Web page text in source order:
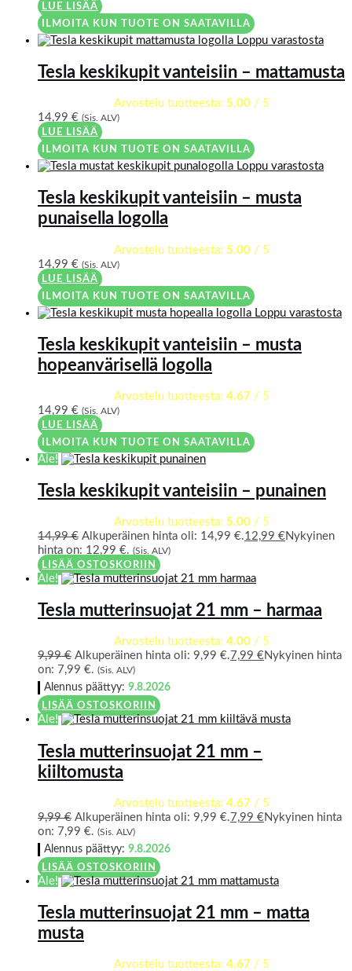
LUE LISÄÄ
ILMOITA KUN TUOTE ON SAATAVILLA
Loppu varastosta
Tesla keskikupit vanteisiin – mattamusta
Arvostelu tuotteesta: 5.00 / 5
14,99 € (Sis. ALV)
LUE LISÄÄ
ILMOITA KUN TUOTE ON SAATAVILLA
Loppu varastosta
Tesla keskikupit vanteisiin – musta
punaisella logolla
Arvostelu tuotteesta: 5.00 / 5
14,99 € (Sis. ALV)
LUE LISÄÄ
ILMOITA KUN TUOTE ON SAATAVILLA
Loppu varastosta
Tesla keskikupit vanteisiin – musta
hopeanvärisellä logolla
Arvostelu tuotteesta: 4.67 / 5
14,99 € (Sis. ALV)
LUE LISÄÄ
ILMOITA KUN TUOTE ON SAATAVILLA
Ale!
Tesla keskikupit vanteisiin – punainen
Arvostelu tuotteesta: 5.00 / 5
14,99€ Alkuperäinen hinta oli: 14,99 €.12,99 €Nykyinen
hinta on: 12,99 €. (Sis. ALV)
LISÄÄ OSTOSKORIIN
Ale!
Tesla mutterinsuojat 21 mm – harmaa
Arvostelu tuotteesta: 4.00 / 5
9,99€ Alkuperäinen hinta oli: 9,99 €. 7,99 €Nykyinen hinta
on: 7,99 €. (Sis. ALV)
Alennus päättyy: 9.8.2026
LISÄÄ OSTOSKORIIN
Ale!
Tesla mutterinsuojat 21 mm –
kiiltomusta
Arvostelu tuotteesta: 4.67 / 5
9,99€ Alkuperäinen hinta oli: 9,99 €. 7,99 €Nykyinen hinta
on: 7,99 €. (Sis. ALV)
Alennus päättyy: 9.8.2026
LISÄÄ OSTOSKORIIN
Ale!
Tesla mutterinsuojat 21 mm – matta
musta
Arvostelu tuotteesta: 4.67 / 5